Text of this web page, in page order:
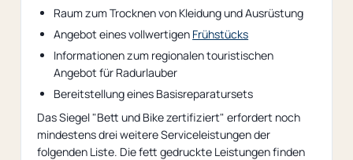
Raum zum Trocknen von Kleidung und Ausrüstung
Angebot eines vollwertigen Frühstücks
Informationen zum regionalen touristischen
Angebot für Radurlauber
Bereitstellung eines Basisreparatursets
Das Siegel "Bett und Bike zertifiziert" erfordert noch
mindestens drei weitere Serviceleistungen der
folgenden Liste. Die fett gedruckte Leistungen finden